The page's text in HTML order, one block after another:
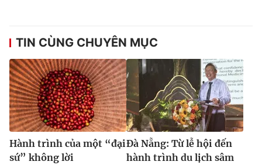
TIN CÙNG CHUYÊN MỤC
Hành trình của một “đại
sứ” không lời
Đà Nẵng: Từ lễ hội đến
hành trình du lịch sâm